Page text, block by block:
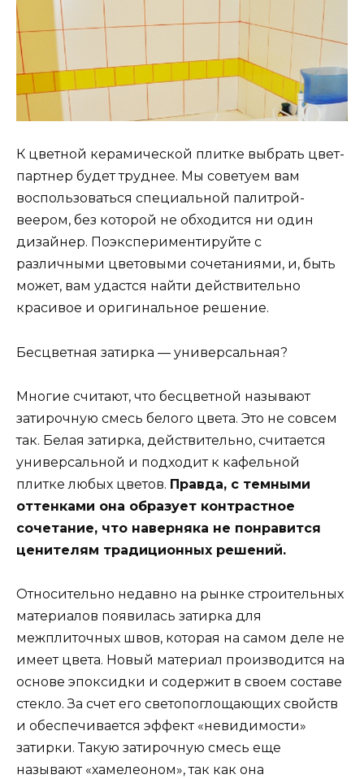
К цветной керамической плитке выбрать цвет-
партнер будет труднее. Мы советуем вам
воспользоваться специальной палитрой-
веером, без которой не обходится ни один
дизайнер. Поэкспериментируйте с
различными цветовыми сочетаниями, и, быть
может, вам удастся найти действительно
красивое и оригинальное решение.
Бесцветная затирка — универсальная?
Многие считают, что бесцветной называют
затирочную смесь белого цвета. Это не совсем
так. Белая затирка, действительно, считается
универсальной и подходит к кафельной
плитке любых цветов. Правда, с темными
оттенками она образует контрастное
сочетание, что наверняка не понравится
ценителям традиционных решений.
Относительно недавно на рынке строительных
материалов появилась затирка для
межплиточных швов, которая на самом деле не
имеет цвета. Новый материал производится на
основе эпоксидки и содержит в своем составе
стекло. За счет его светопоглощающих свойств
и обеспечивается эффект «невидимости»
затирки. Такую затирочную смесь еще
называют «хамелеоном», так как она